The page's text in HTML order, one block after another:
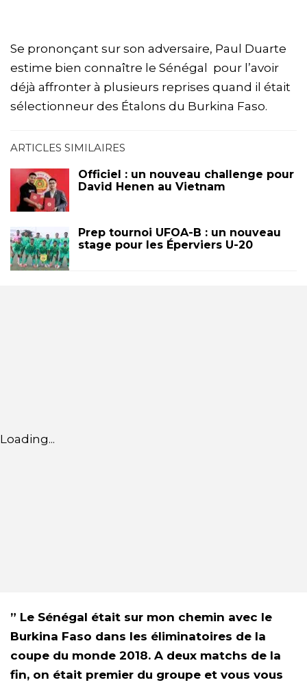
Se prononçant sur son adversaire, Paul Duarte
estime bien connaître le Sénégal pour l’avoir
déjà affronter à plusieurs reprises quand il était
sélectionneur des Étalons du Burkina Faso.
ARTICLES SIMILAIRES
Officiel : un nouveau challenge pour
David Henen au Vietnam
Prep tournoi UFOA-B : un nouveau
stage pour les Éperviers U-20
Loading...
” Le Sénégal était sur mon chemin avec le
Burkina Faso dans les éliminatoires de la
coupe du monde 2018. A deux matchs de la
fin, on était premier du groupe et vous vous